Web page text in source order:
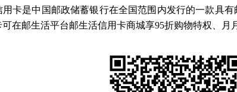
用卡是中国邮政储蓄银行在全国范围内发行的一款具有
可在邮生活平台邮生活信用卡商城享95折购物特权、月